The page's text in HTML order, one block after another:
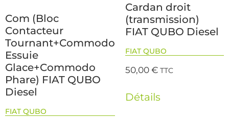
Com (Bloc
Contacteur
Tournant+Commodo
Essuie
Glace+Commodo
Phare) FIAT QUBO
Diesel
FIAT QUBO
Cardan droit
(transmission)
FIAT QUBO Diesel
FIAT QUBO
50,00€ TTC
Détails